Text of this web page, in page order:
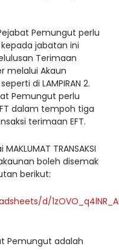
Pemungut perlu
jabatan ini
Terimaan
melalui Akaun
di LAMPIRAN 2.
Pemungut perlu
dalam tempoh tiga
terimaan EFT.
TRANSAKSI
boleh disemak
berikut:
d/
adalah